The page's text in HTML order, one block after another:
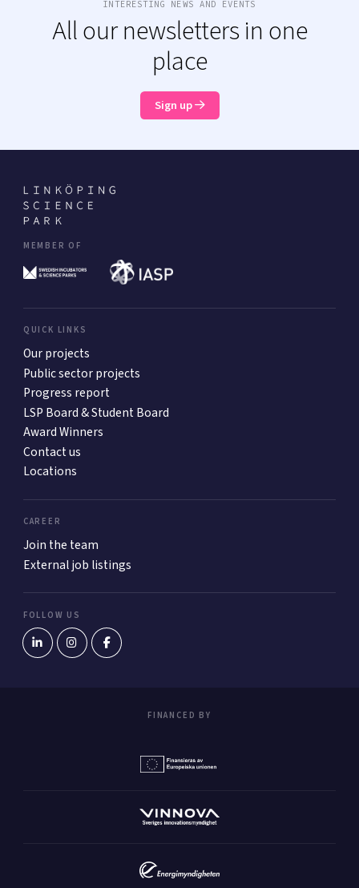
INTERESTING NEWS AND EVENTS
All our newsletters in one
place
Sign up
MEMBER OF
QUICK LINKS
Our projects
Public sector projects
Progress report
LSP Board & Student Board
Award Winners
Contact us
Locations
CAREER
Join the team
External job listings
FOLLOW US
FINANCED BY